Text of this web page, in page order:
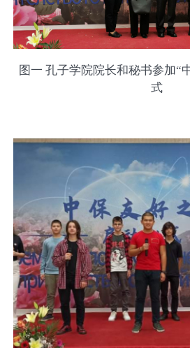
图一 孔子学院院长和秘书参加“
式